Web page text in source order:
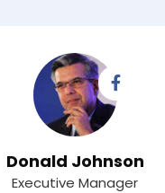
Donald Johnson
Executive Manager